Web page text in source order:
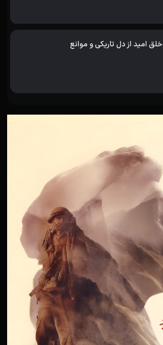
خلق امید از دل تاریکی و موانع